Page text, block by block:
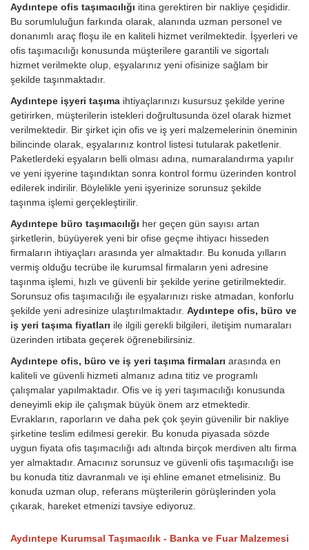
Aydıntepe ofis taşımacılığı itina gerektiren bir nakliye çeşididir.
Bu sorumluluğun farkında olarak, alanında uzman personel ve
donanımlı araç floşu ile en kaliteli hizmet verilmektedir. İşyerleri ve
ofis taşımacılığı konusunda müşterilere garantili ve sigortalı
hizmet verilmekte olup, eşyalarınız yeni ofisinize sağlam bir
şekilde taşınmaktadır.
Aydıntepe işyeri taşıma ihtiyaçlarınızı kusursuz şekilde yerine
getirirken, müşterilerin istekleri doğrultusunda özel olarak hizmet
verilmektedir. Bir şirket için ofis ve iş yeri malzemelerinin öneminin
bilincinde olarak, eşyalarınız kontrol listesi tutularak paketlenir.
Paketlerdeki eşyaların belli olması adına, numaralandırma yapılır
ve yeni işyerine taşındıktan sonra kontrol formu üzerinden kontrol
edilerek indirilir. Böylelikle yeni işyerinize sorunsuz şekilde
taşınma işlemi gerçekleştirilir.
Aydıntepe büro taşımacılığı her geçen gün sayısı artan
şirketlerin, büyüyerek yeni bir ofise geçme ihtiyacı hisseden
firmaların ihtiyaçları arasında yer almaktadır. Bu konuda yılların
vermiş olduğu tecrübe ile kurumsal firmaların yeni adresine
taşınma işlemi, hızlı ve güvenli bir şekilde yerine getirilmektedir.
Sorunsuz ofis taşımacılığı ile eşyalarınızı riske atmadan, konforlu
şekilde yeni adresinize ulaştırılmaktadır. Aydıntepe ofis, büro ve
iş yeri taşıma fiyatları ile ilgili gerekli bilgileri, iletişim numaraları
üzerinden irtibata geçerek öğrenebilirsiniz.
Aydıntepe ofis, büro ve iş yeri taşıma firmaları arasında en
kaliteli ve güvenli hizmeti almanız adına titiz ve programlı
çalışmalar yapılmaktadır. Ofis ve iş yeri taşımacılığı konusunda
deneyimli ekip ile çalışmak büyük önem arz etmektedir.
Evrakların, raporların ve daha pek çok şeyin güvenilir bir nakliye
şirketine teslim edilmesi gerekir. Bu konuda piyasada sözde
uygun fiyata ofis taşımacılığı adı altında birçok merdiven altı firma
yer almaktadır. Amacınız sorunsuz ve güvenli ofis taşımacılığı ise
bu konuda titiz davranmalı ve işi ehline emanet etmelisiniz. Bu
konuda uzman olup, referans müşterilerin görüşlerinden yola
çıkarak, hareket etmenizi tavsiye ediyoruz.
Aydıntepe Kurumsal Taşımacılık - Banka ve Fuar Malzemesi